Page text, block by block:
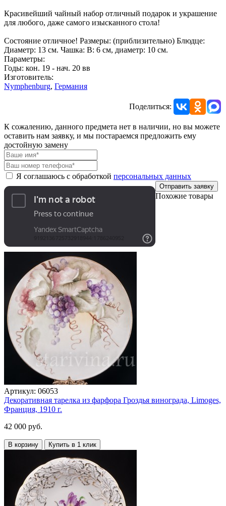
Красивейший чайный набор отличный подарок и украшение
для любого, даже самого изысканного стола!
Состояние отличное! Размеры: (приблизительно) Блюдце:
Диаметр: 13 см. Чашка: В: 6 см, диаметр: 10 см.
Параметры:
Годы: кон. 19 - нач. 20 вв
Изготовитель:
Nymphenburg, Германия
Поделиться:
К сожалению, данного предмета нет в наличии, но вы можете
оставить нам заявку, и мы постараемся предложить ему
достойную замену
Я соглашаюсь с обработкой персональных данных
Отправить заявку
Похожие товары
Артикул: 06053
Декоративная тарелка из фарфора Гроздья винограда, Limoges,
Франция, 1910 г.
42 000 руб.
В корзину Купить в 1 клик